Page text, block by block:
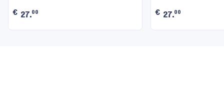
€ 27.00 € 27.00